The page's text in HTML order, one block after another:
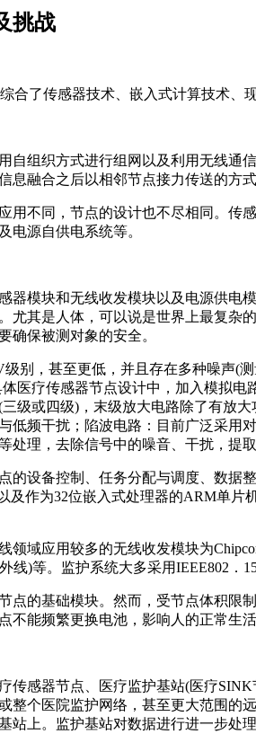
挑战
合了传感器技术、嵌入式计算技术、
自组织方式进行组网以及利用无线
息融合之后以相邻节点接力传送的方
用不同，节点的设计也不尽相同。
电源自供电系统等。
器模块和无线收发模块以及电源供
尤其是人体，可以说是世界上最复
确保被测对象的安全。
别，甚至更低，并且存在多种噪声(
医疗传感器节点设计中，加入模拟
级或四级)，末级放大电路除了有放
低频干扰；陷波电路：目前广泛采
理，去除信号中的噪音、干扰，提取
的设备控制、任务分配与调度、数据
及作为32位嵌入式处理器的ARM单
域应用较多的无线收发模块为
线)等。监护系统大多采用IEEE802．
点的基础模块。然而，受节点体积
不能频繁更换电池，影响人的正常生
传感器节点、医疗监护基站(医疗
整个医院监护网络，甚至更大范围
站上。监护基站对数据进行进一步